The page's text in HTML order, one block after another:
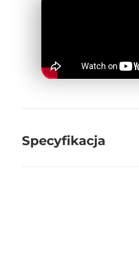
Specyfikacja